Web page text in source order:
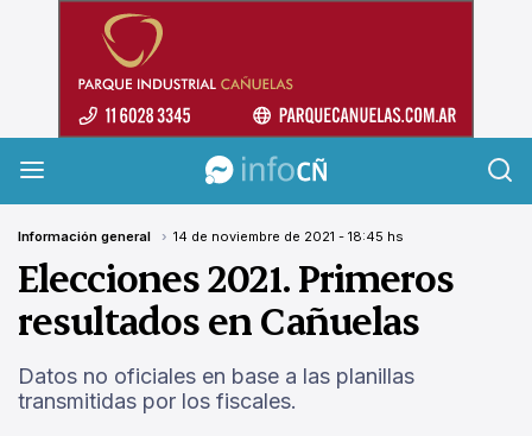
Información general 14 de noviembre de 2021 - 18:45 hs
Elecciones 2021. Primeros
resultados en Cañuelas
Datos no oficiales en base a las planillas
transmitidas por los fiscales.